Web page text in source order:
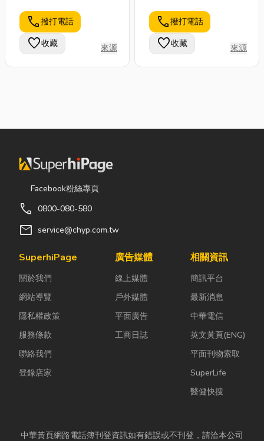
call撥打電話
favorite收藏 來源
call撥打電話
favorite收藏 來源
Facebook粉絲專頁
call 0800-080-580
mail service@chyp.com.tw
SuperhiPage
關於我們
網站導覽
隱私權政策
服務條款
聯絡我們
登錄店家
廣告媒體
線上媒體
戶外媒體
平面廣告
工商日誌
相關資訊
簡訊平台
最新消息
中華電信
英文黃頁(ENG)
平面刊物索取
SuperLife
醫健快搜
中華黃頁網路電話簿刊登資訊如有錯誤或不刊登，請洽本公司